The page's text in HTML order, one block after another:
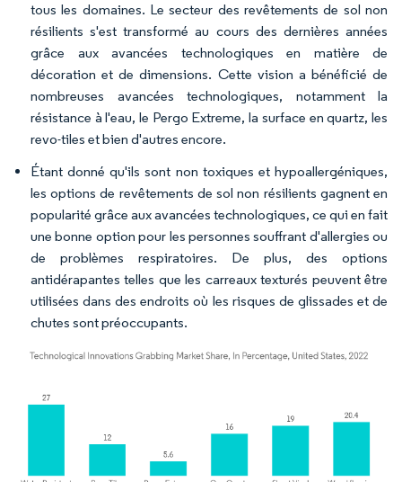
tous les domaines. Le secteur des revêtements de sol non
résilients s'est transformé au cours des dernières années
grâce aux avancées technologiques en matière de
décoration et de dimensions. Cette vision a bénéficié de
nombreuses avancées technologiques, notamment la
résistance à l'eau, le Pergo Extreme, la surface en quartz, les
revo-tiles et bien d'autres encore.
Étant donné qu'ils sont non toxiques et hypoallergéniques,
les options de revêtements de sol non résilients gagnent en
popularité grâce aux avancées technologiques, ce qui en fait
une bonne option pour les personnes souffrant d'allergies ou
de problèmes respiratoires. De plus, des options
antidérapantes telles que les carreaux texturés peuvent être
utilisées dans des endroits où les risques de glissades et de
chutes sont préoccupants.